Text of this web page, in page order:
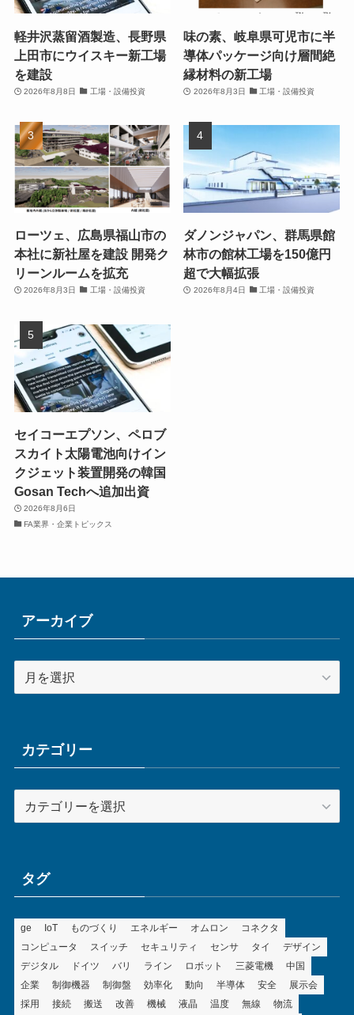
軽井沢蒸留酒製造、長野県
上田市にウイスキー新工場
を建設
2026年8月8日 工場・設備投資
味の素、岐阜県可児市に半
導体パッケージ向け層間絶
縁材料の新工場
2026年8月3日 工場・設備投資
ローツェ、広島県福山市の
本社に新社屋を建設 開発ク
リーンルームを拡充
2026年8月3日 工場・設備投資
ダノンジャパン、群馬県館
林市の館林工場を150億円
超で大幅拡張
2026年8月4日 工場・設備投資
セイコーエプソン、ペロブ
スカイト太陽電池向けイン
クジェット装置開発の韓国
Gosan Techへ追加出資
2026年8月6日
FA業界・企業トピックス
アーカイブ
ブカテゴリー
テ
ータグ
ge IoT ものづくり エネルギー オムロン
コネクタ
コンピュータ
スイッチ セキュリティ センサ タイ
デザイン
デジタル
ドイツ バリ ライン ロボット 三菱電機
中国
企業
制御機器 制御盤 効率化 動向 半導体 安全
展示会
採用
接続 搬送 改善 機械 液晶 温度 無線 物流